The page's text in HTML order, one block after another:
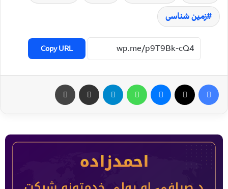
زمین شناسی
Copy URL